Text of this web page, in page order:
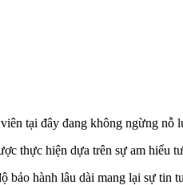
tại đây đang không ngừng
thực hiện dựa trên sự am hiểu
bảo hành lâu dài mang lại sự tin